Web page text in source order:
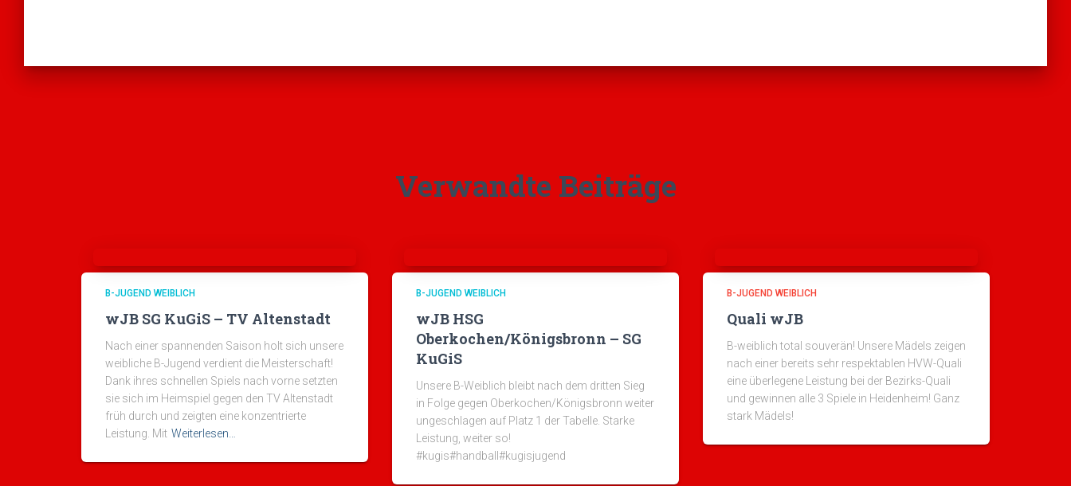
Verwandte Beiträge
B-JUGEND WEIBLICH
wJB SG KuGiS – TV Altenstadt
Nach einer spannenden Saison holt sich unsere
weibliche B-Jugend verdient die Meisterschaft!
Dank ihres schnellen Spiels nach vorne setzten
sie sich im Heimspiel gegen den TV Altenstadt
früh durch und zeigten eine konzentrierte
Leistung. Mit Weiterlesen…
B-JUGEND WEIBLICH
wJB HSG
Oberkochen/Königsbronn – SG
KuGiS
Unsere B-Weiblich bleibt nach dem dritten Sieg
in Folge gegen Oberkochen/Königsbronn weiter
ungeschlagen auf Platz 1 der Tabelle. Starke
Leistung, weiter so!
#kugis#handball#kugisjugend
B-JUGEND WEIBLICH
Quali wJB
B-weiblich total souverän! Unsere Mädels zeigen
nach einer bereits sehr respektablen HVW-Quali
eine überlegene Leistung bei der Bezirks-Quali
und gewinnen alle 3 Spiele in Heidenheim! Ganz
stark Mädels!